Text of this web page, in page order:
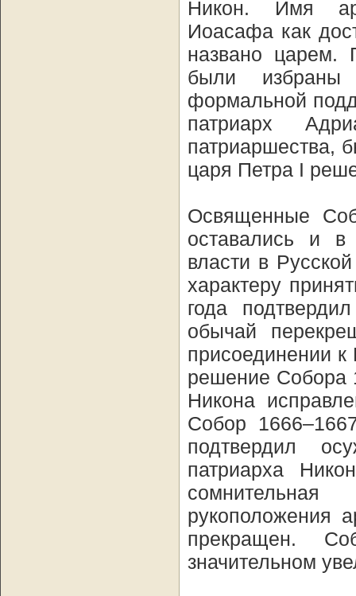
Никон. Имя
Иоасафа как
названо царем.
были
формальной
патриарх
патриаршества,
царя Петра I
Освященные
оставались и
власти в
характеру
года
обычай
присоединении
решение Собора
Никона
Собор
подтвердил
патриарха
рукоположения
прекращен.
значительном